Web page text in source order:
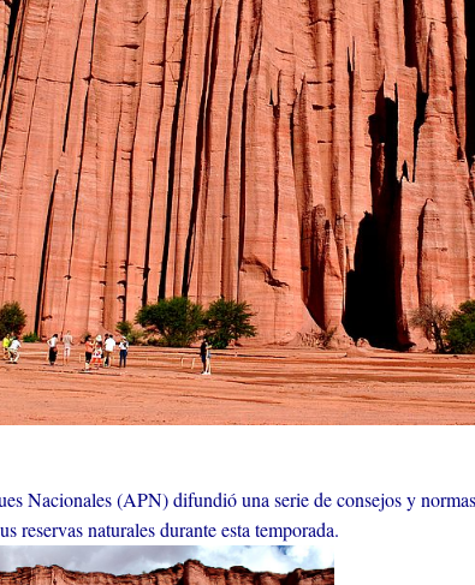
Nacionales (APN) difundió una serie de consejos y
reservas naturales durante esta temporada.